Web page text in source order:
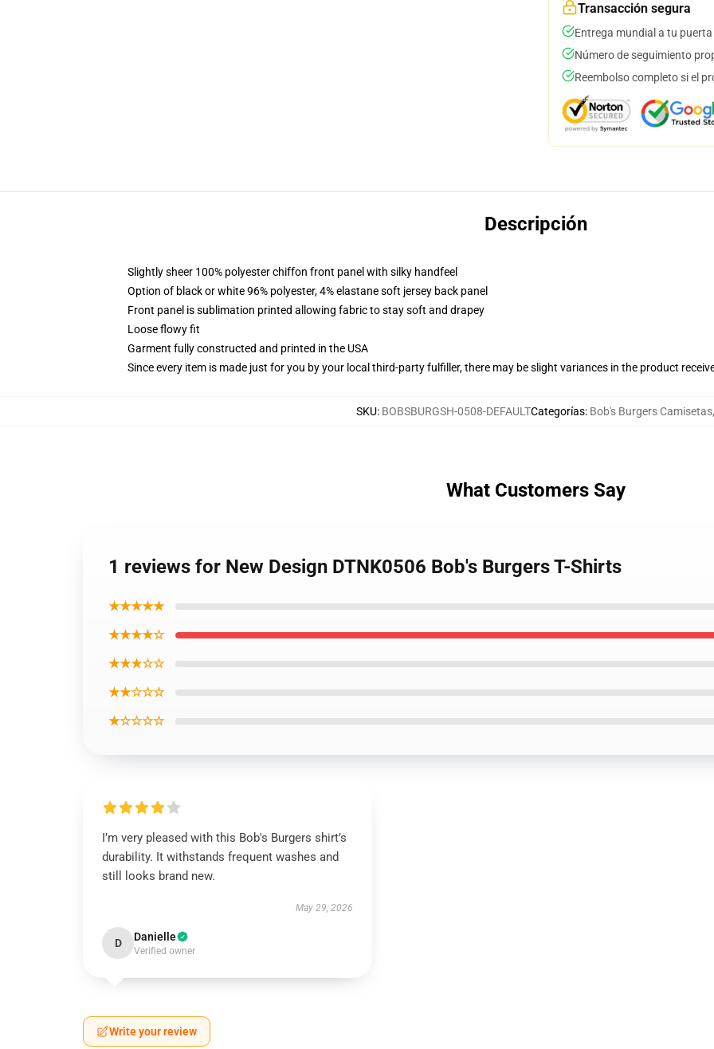
Transacción segura
Entrega mundial a tu puerta
Número de seguimiento
Reembolso completo si el
Descripción
Slightly sheer 100% polyester chiffon front panel with silky handfeel
Option of black or white 96% polyester, 4% elastane soft jersey back panel
Front panel is sublimation printed allowing fabric to stay soft and drapey
Loose flowy fit
Garment fully constructed and printed in the USA
Since every item is made just for you by your local third-party fulfiller, there may be slight variances in the product
SKU: BOBSBURGSH-0508-DEFAULTCategorías: Bob's Burgers Camisetas,
What Customers Say
1 reviews for New Design DTNK0506 Bob's Burgers T-Shirts
★★★★★
★★★★☆
★★★☆☆
★★☆☆☆
★☆☆☆☆
I’m very pleased with this Bob's Burgers shirt’s
durability. It withstands frequent washes and
still looks brand new.
May 29, 2026
D Danielle
Verified owner
Write your review